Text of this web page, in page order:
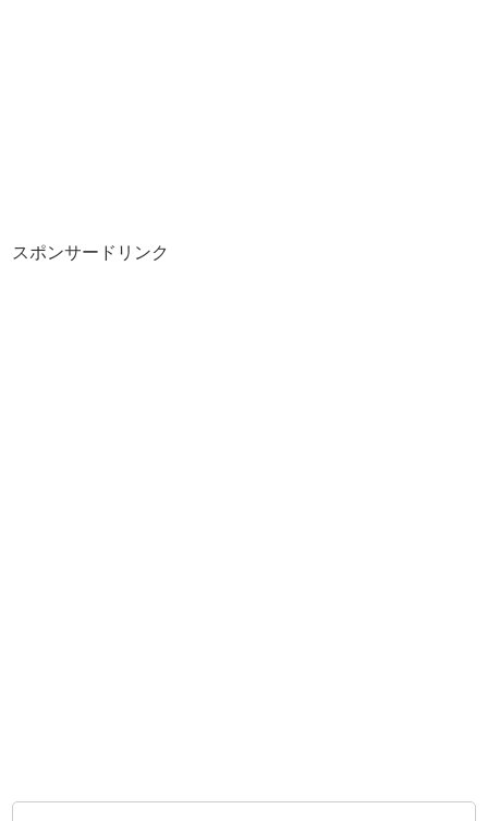
スポンサードリンク